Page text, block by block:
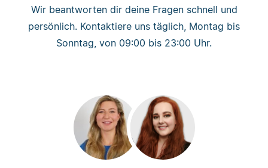
Wir beantworten dir deine Fragen schnell und
persönlich. Kontaktiere uns täglich, Montag bis
Sonntag, von 09:00 bis 23:00 Uhr.